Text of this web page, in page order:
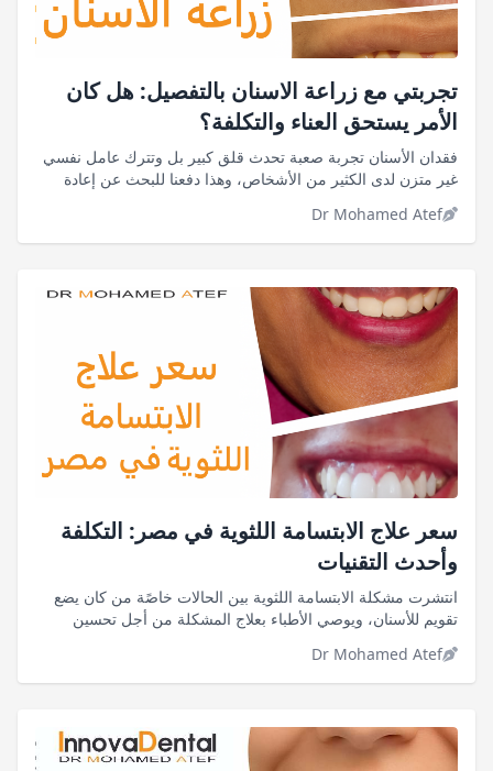
تجربتي مع زراعة الاسنان بالتفصيل: هل كان
الأمر يستحق العناء والتكلفة؟
فقدان الأسنان تجربة صعبة تحدث قلق كبير بل وتترك عامل نفسي
غير متزن لدى الكثير من الأشخاص، وهذا دفعنا للبحث عن إعادة
Dr Mohamed Atef
سعر علاج الابتسامة اللثوية في مصر: التكلفة
وأحدث التقنيات
انتشرت مشكلة الابتسامة اللثوية بين الحالات خاصًة من كان يضع
تقويم للأسنان، ويوصي الأطباء بعلاج المشكلة من أجل تحسين
Dr Mohamed Atef